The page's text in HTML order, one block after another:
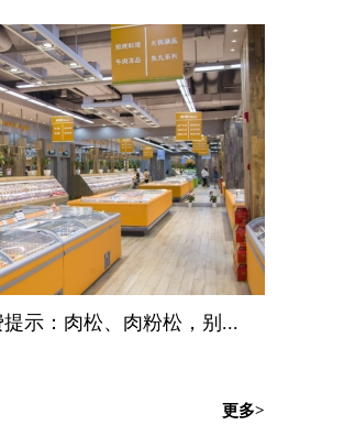
示：肉松、肉粉松，别...
更多>